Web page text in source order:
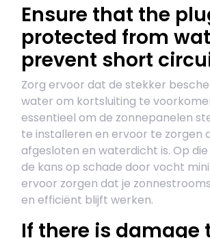
Ensure that the
protected from
prevent short
Zorg ervoor dat de stekker
water om kortsluiting te
essentieel om de zonnepanelen
te installeren en ervoor te zorgen
afgesloten en waterdicht is. Op
de kans op schade door vocht
ervoor zorgen dat je
en efficiënt blijft werken.
If there is damage